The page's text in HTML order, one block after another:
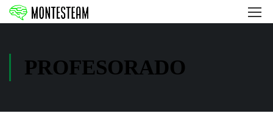
PROFESORADO